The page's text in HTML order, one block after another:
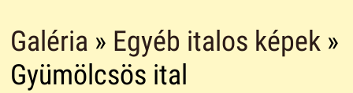
Galéria » Egyéb italos képek»
Gyümölcsös ital